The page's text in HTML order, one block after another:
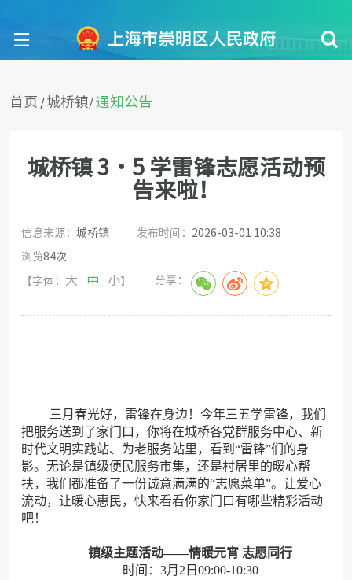
首页 /城桥镇/ 通知公告
城桥镇 3・5 学雷锋志愿活动预
告来啦！
信息来源： 城桥镇 发布时间： 2026-03-01 10:38
浏览84次
【字体： 大 中 小】 分享：
三月春光好，雷锋在身边！今年三五学雷锋，我们
把服务送到了家门口，你将在城桥各党群服务中心、新
时代文明实践站、为老服务站里，看到“雷锋”们的身
影。无论是镇级便民服务市集，还是村居里的暖心帮
扶，我们都准备了一份诚意满满的“志愿菜单”。让爱心
流动，让暖心惠民，快来看看你家门口有哪些精彩活动
吧！
镇级主题活动——情暖元宵 志愿同行
时间：3月2日09:00-10:30